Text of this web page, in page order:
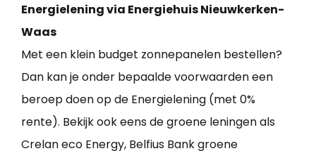
Energielening via Energiehuis Nieuwkerken-
Waas
Met een klein budget zonnepanelen bestellen?
Dan kan je onder bepaalde voorwaarden een
beroep doen op de Energielening (met 0%
rente). Bekijk ook eens de groene leningen als
Crelan eco Energy, Belfius Bank groene